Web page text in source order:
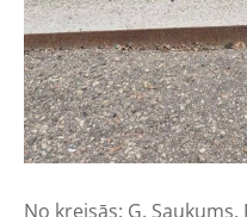
No kreisās: G.